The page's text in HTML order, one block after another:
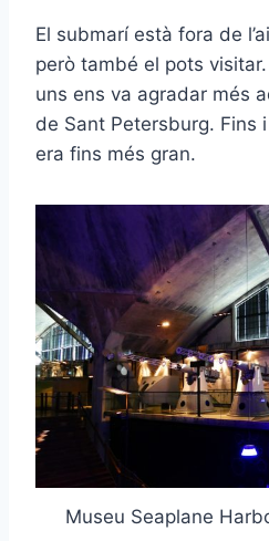
El submarí està fora de
però també el pots
uns ens va agradar més
de Sant Petersburg. Fins
era fins més gran.
Museu Seaplane